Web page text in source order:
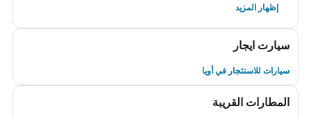
إظهار المزيد
سيارت ايجار
سيارات للاستئجار في أويا
المطارات القريبة